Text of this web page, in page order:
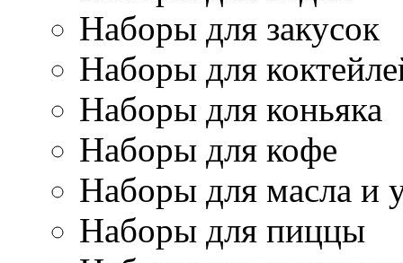
Наборы для закусок
Наборы для
Наборы для коньяка
Наборы для кофе
Наборы для масла и
Наборы для пиццы